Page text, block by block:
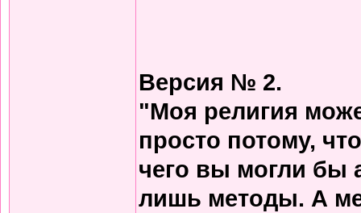
Версия № 2.
"Моя религия
просто потому,
чего вы могли бы
лишь методы. А